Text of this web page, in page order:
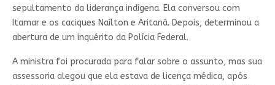
sepultamento da liderança indígena. Ela conversou com
Itamar e os caciques Naílton e Aritanã. Depois, determinou a
abertura de um inquérito da Polícia Federal.
A ministra foi procurada para falar sobre o assunto, mas sua
assessoria alegou que ela estava de licença médica, após